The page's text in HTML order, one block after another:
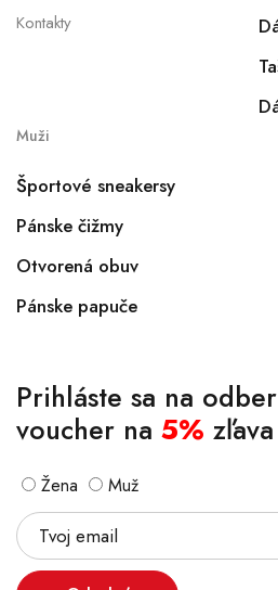
Kontakty
Muži
Športové sneakersy
Pánske čižmy
Otvorená obuv
Pánske papuče
Prihláste sa na
voucher na 5% zľava
Žena Muž